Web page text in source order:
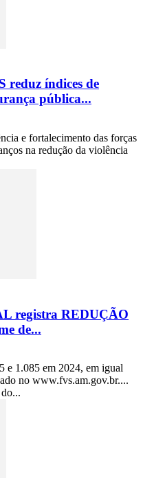
índices de
pública...
e fortalecimento das forças
na redução da violência
registra REDUÇÃO
de...
e 1.085 em 2024, em igual
no www.fvs.am.gov.br....